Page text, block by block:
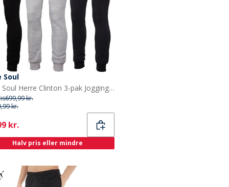
Soul
Brave Soul Herre Clinton 3-pak Joggingbukser Sort/Grå/Blå
699,99 kr.
kr.
kr.
Halv pris eller mindre